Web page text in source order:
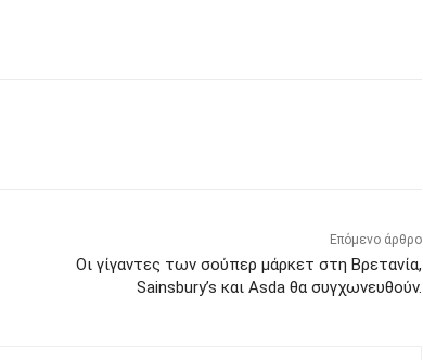
Επόμενο άρθρο
Οι γίγαντες των σούπερ μάρκετ στη Βρετανία,
Sainsbury’s και Asda θα συγχωνευθούν.